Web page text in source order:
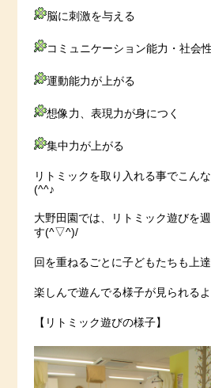
脳に刺激を与える
コミュニケーション能力・社会
運動能力が上がる
想像力、表現力が身につく
集中力が上がる
リトミックを取り入れる事でこん
(^^♪
大野田園では、リトミック遊びを
す(^▽^)/
回を重ねるごとに子どもたちも上
楽しんで遊んでる様子が見られる
【リトミック遊びの様子】